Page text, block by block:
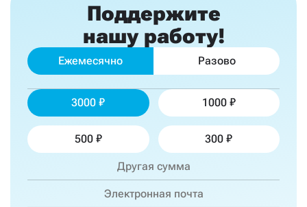
Поддержите
нашу работу!
Ежемесячно Разово
3000 1000
500 300